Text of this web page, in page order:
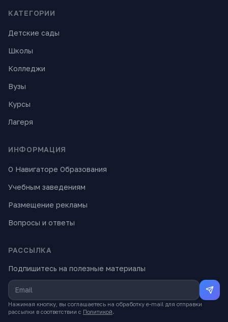
КАТЕГОРИИ
Детские сады
Школы
Колледжи
Вузы
Курсы
Лагеря
ИНФОРМАЦИЯ
О Навигаторе Образования
Учебным заведениям
Размещение рекламы
Вопросы и ответы
РАССЫЛКА
Подпишитесь на полезные материалы
Нажимая кнопку, вы соглашаетесь на обработку e-mail для отправки
рассылки в соответствии с Политикой.